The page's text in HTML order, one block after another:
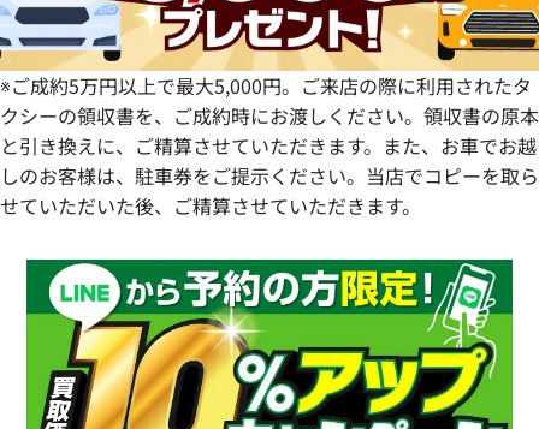
※ご成約5万円以上で最大5,000円。ご来店の際に利用されたタ
クシーの領収書を、ご成約時にお渡しください。領収書の原本
と引き換えに、ご精算させていただきます。また、お車でお越
しのお客様は、駐車券をご提示ください。当店でコピーを取ら
せていただいた後、ご精算させていただきます。